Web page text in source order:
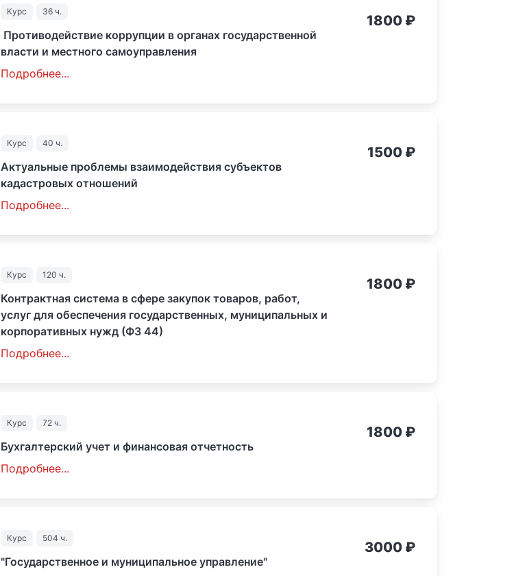
Курс 36 ч.
Противодействие коррупции в органах государственной
власти и местного самоуправления
Подробнее...
1800 ₽
Курс 40 ч.
Актуальные проблемы взаимодействия субъектов
кадастровых отношений
Подробнее...
1500 ₽
Курс 120 ч.
Контрактная система в сфере закупок товаров, работ,
услуг для обеспечения государственных, муниципальных и
корпоративных нужд (ФЗ 44)
Подробнее...
1800 ₽
Курс 72 ч.
Бухгалтерский учет и финансовая отчетность
Подробнее...
1800 ₽
Курс 504 ч.
"Государственное и муниципальное управление"
3000 ₽